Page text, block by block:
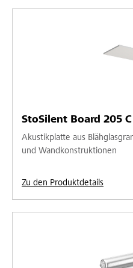
StoSilent Board 205 C
Akustikplatte aus
und Wandkonstruktionen
Zu den Produktdetails